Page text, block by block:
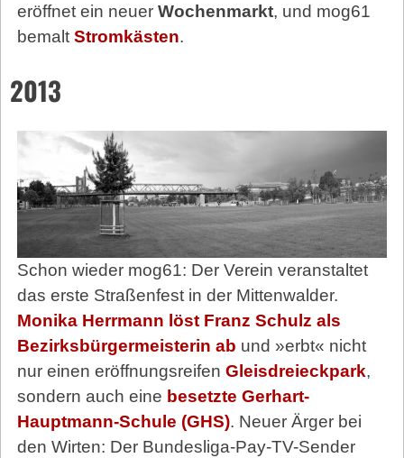
eröffnet ein neuer Wochenmarkt, und mog61
bemalt Stromkästen.
2013
Schon wieder mog61: Der Verein veranstaltet
das erste Straßenfest in der Mittenwalder.
Monika Herrmann löst Franz Schulz als
Bezirksbürgermeisterin ab und »erbt« nicht
nur einen eröffnungsreifen Gleisdreieckpark,
sondern auch eine besetzte Gerhart-
Hauptmann-Schule (GHS). Neuer Ärger bei
den Wirten: Der Bundesliga-Pay-TV-Sender